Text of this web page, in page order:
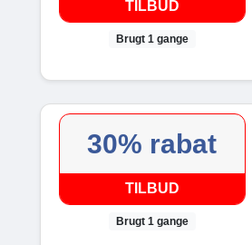
TILBUD
Brugt 1 gange
30% rabat
TILBUD
Brugt 1 gange